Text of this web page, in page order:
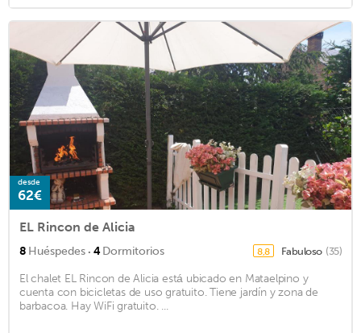
desde
62€
EL Rincon de Alicia
8 Huéspedes · 4Dormitorios 8,8 Fabuloso (35)
El chalet EL Rincon de Alicia está ubicado en Mataelpino y
cuenta con bicicletas de uso gratuito. Tiene jardín y zona de
barbacoa. Hay WiFi gratuito. ...